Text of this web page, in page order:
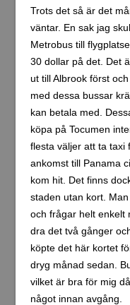
Trots det så är det
väntar. En sak jag
Metrobus till
30 dollar på det. Det
ut till Albrook först
med dessa bussar
kan betala med.
köpa på Tocumen
flesta väljer att ta taxi
ankomst till Panama
kom hit. Det finns
staden utan kort.
och frågar helt enkelt
dra det två gånger
köpte det här kortet
dryg månad sedan.
vilket är bra för mig
något innan avgång.